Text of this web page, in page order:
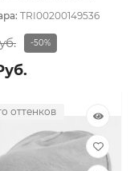
TRI00200149536
-50%
оттенков